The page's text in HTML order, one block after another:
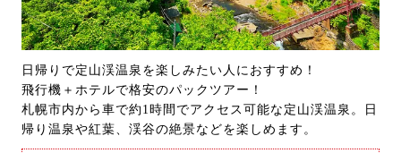
日帰りで定山渓温泉を楽しみたい人におすすめ！
飛行機＋ホテルで格安のパックツアー！
札幌市内から車で約1時間でアクセス可能な定山渓温泉。日
帰り温泉や紅葉、渓谷の絶景などを楽しめます。